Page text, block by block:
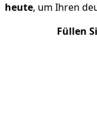
heute, um Ihren
Füllen